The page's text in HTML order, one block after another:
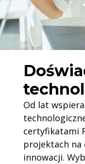
Od lat
certyfikatami
projektach na
innowacji.